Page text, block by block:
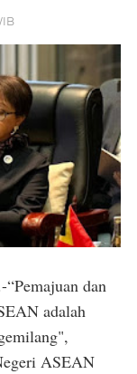
dan
adalah
ASEAN